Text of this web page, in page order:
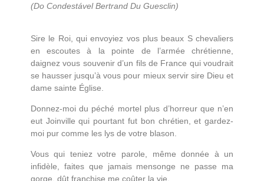
(Do Condestável Bertrand Du Guesclin)
Sire le Roi, qui envoyiez vos plus beaux S chevaliers
en escoutes à la pointe de l’armée chrétienne,
daignez vous souvenir d’un fils de France qui voudrait
se hausser jusqu’à vous pour mieux servir sire Dieu et
dame sainte Église.
Donnez-moi du péché mortel plus d’horreur que n’en
eut Joinville qui pourtant fut bon chrétien, et gardez-
moi pur comme les lys de votre blason.
Vous qui teniez votre parole, même donnée à un
infidèle, faites que jamais mensonge ne passe ma
gorge, dût franchise me coûter la vie.